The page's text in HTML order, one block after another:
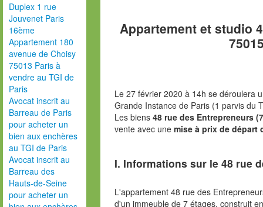
Duplex 1 rue
Jouvenet Paris
16ème
Appartement 180
avenue de Choisy
75013 Paris à
vendre au TGI de
Paris
Avocat inscrit au
Barreau de Paris
pour acheter un
bien aux enchères
au TGI de Paris
Avocat inscrit au
Barreau des
Hauts-de-Seine
pour acheter un
Appartement et studio
Le 27 février 2020 à 14h se déroulera
Grande Instance de Paris (1 parvis du
Les biens 48 rue des Entrepreneurs
vente avec une mise à prix de départ
I. Informations sur le 48 rue
L'appartement 48 rue des
d'un immeuble de 7 étages, construit